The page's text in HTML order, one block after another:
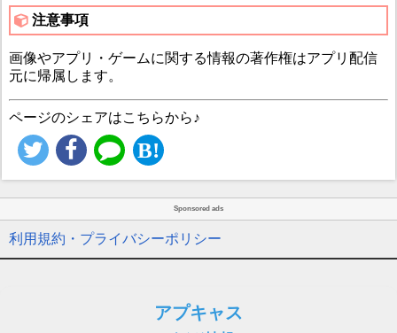
注意事項
画像やアプリ・ゲームに関する情報の著作権はアプリ配信
元に帰属します。
ページのシェアはこちらから♪
Sponsored ads
利用規約・プライバシーポリシー
アプキャス